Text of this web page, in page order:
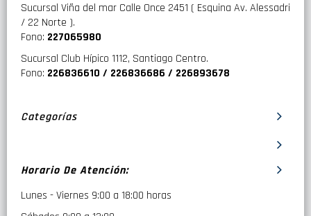
Sucursal Viña del mar Calle Once 2451 ( Esquina Av. Alessadri
/ 22 Norte ).
Fono: 227065980
Sucursal Club Hípico 1112, Santiago Centro.
Fono: 226836610 / 226836686 / 226893678
Categorías
Horario De Atención:
Lunes - Viernes 9:00 a 18:00 horas